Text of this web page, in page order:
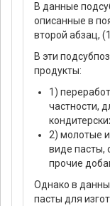
В данные
описанные в
второй абзац,
В эти
продукты:
1)
частности,
2) молотые
виде
прочие
Однако в
пасты для